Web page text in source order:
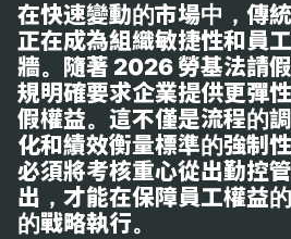
在快速變動的市場中，傳
正在成為組織敏捷性和員
牆。隨著 2026 勞基法請
規明確要求企業提供更彈
假權益。這不僅是流程的
化和績效衡量標準的強制
必須將考核重心從出勤控
出，才能在保障員工權益
的戰略執行。